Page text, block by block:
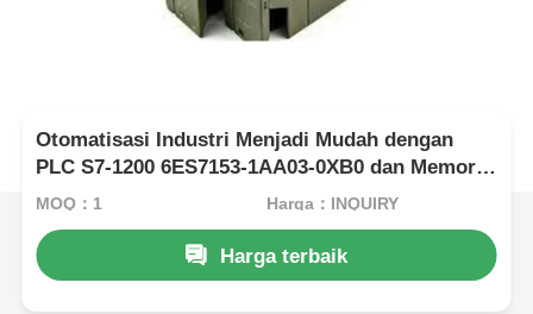
Otomatisasi Industri Menjadi Mudah dengan
PLC S7-1200 6ES7153-1AA03-0XB0 dan Memori
50 KB
MOQ：1 Harga：INQUIRY
Harga terbaik